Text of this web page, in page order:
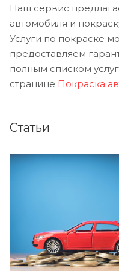
Наш сервис
автомобиля и
Услуги по покраске
предоставляем
полным списком
странице Покраска
Статьи